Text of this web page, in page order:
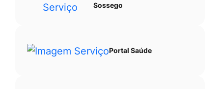
Sossego
Portal Saúde